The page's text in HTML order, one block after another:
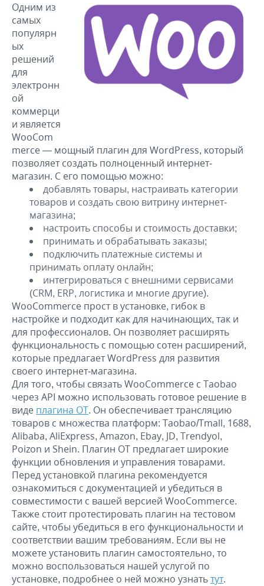
Одним из
самых
популярн
ых
решений
для
электронн
ой
коммерци
и является
WooCom
merce — мощный плагин для WordPress, который
позволяет создать полноценный интернет-
магазин. С его помощью можно:
добавлять товары, настраивать категории
товаров и создать свою витрину интернет-
магазина;
настроить способы и стоимость доставки;
принимать и обрабатывать заказы;
подключить платежные системы и
принимать оплату онлайн;
интегрироваться с внешними сервисами
(CRM, ERP, логистика и многие другие).
WooCommerce прост в установке, гибок в
настройке и подходит как для начинающих, так и
для профессионалов. Он позволяет расширять
функциональность с помощью сотен расширений,
которые предлагает WordPress для развития
своего интернет-магазина.
Для того, чтобы связать WooCommerce с Taobao
через API можно использовать готовое решение в
виде плагина ОТ. Он обеспечивает трансляцию
товаров с множества платформ: Taobao/Tmall, 1688,
Alibaba, AliExpress, Amazon, Ebay, JD, Trendyol,
Poizon и Shein. Плагин ОТ предлагает широкие
функции обновления и управления товарами.
Перед установкой плагина рекомендуется
ознакомиться с документацией и убедиться в
совместимости с вашей версией WooCommerce.
Также стоит протестировать плагин на тестовом
сайте, чтобы убедиться в его функциональности и
соответствии вашим требованиям. Если вы не
можете установить плагин самостоятельно, то
можно воспользоваться нашей услугой по
установке, подробнее о ней можно узнатьтут.